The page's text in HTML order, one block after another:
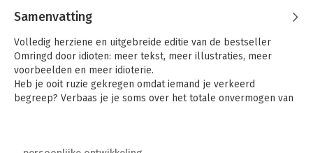
Samenvatting
Volledig herziene en uitgebreide editie van de bestseller
Omringd door idioten: meer tekst, meer illustraties, meer
voorbeelden en meer idioterie.
Heb je ooit ruzie gekregen omdat iemand je verkeerd
begreep? Verbaas je je soms over het totale onvermogen van